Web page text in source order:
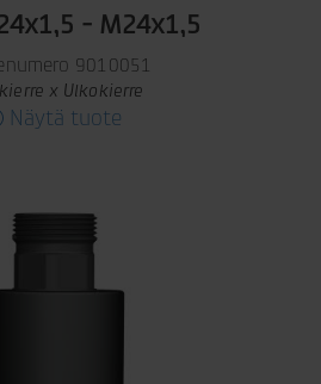
- M24x1,5
9010051
x Ulkokierre
Näytä tuote